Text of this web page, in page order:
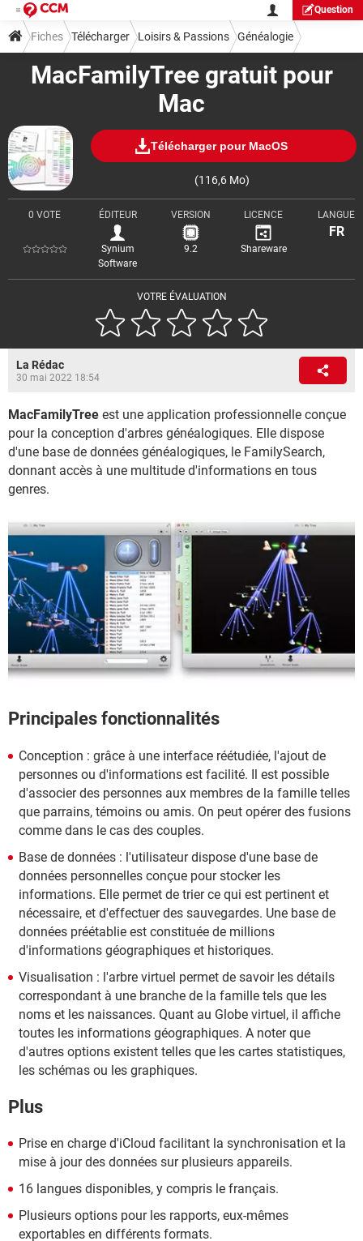
Question
MacFamilyTree gratuit pour
Mac
Télécharger pour MacOS
(116,6 Mo)
VOTRE ÉVALUATION
0 VOTE ÉDITEUR
Synium
Software
VERSION
9.2
LICENCE
Shareware
LANGUE
FR
Fiches Télécharger Loisirs & Passions Généalogie
La Rédac
30 mai 2022 18:54
MacFamilyTree est une application professionnelle conçue
pour la conception d'arbres généalogiques. Elle dispose
d'une base de données généalogiques, le FamilySearch,
donnant accès à une multitude d'informations en tous
genres.
Principales fonctionnalités
Conception : grâce à une interface réétudiée, l'ajout de
personnes ou d'informations est facilité. Il est possible
d'associer des personnes aux membres de la famille telles
que parrains, témoins ou amis. On peut opérer des fusions
comme dans le cas des couples.
Base de données : l'utilisateur dispose d'une base de
données personnelles conçue pour stocker les
informations. Elle permet de trier ce qui est pertinent et
nécessaire, et d'effectuer des sauvegardes. Une base de
données préétablie est constituée de millions
d'informations géographiques et historiques.
Visualisation : l'arbre virtuel permet de savoir les détails
correspondant à une branche de la famille tels que les
noms et les naissances. Quant au Globe virtuel, il affiche
toutes les informations géographiques. A noter que
d'autres options existent telles que les cartes statistiques,
les schémas ou les graphiques.
Plus
Prise en charge d'iCloud facilitant la synchronisation et la
mise à jour des données sur plusieurs appareils.
16 langues disponibles, y compris le français.
Plusieurs options pour les rapports, eux-mêmes
exportables en différents formats.